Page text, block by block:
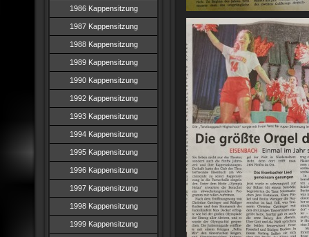
1986 Kappensitzung
1987 Kappensitzung
1988 Kappensitzung
1989 Kappensitzung
1990 Kappensitzung
1992 Kappensitzung
1993 Kappensitzung
1994 Kappensitzung
1995 Kappensitzung
1996 Kappensitzung
1997 Kappensitzung
1998 Kappensitzung
1999 Kappensitzung